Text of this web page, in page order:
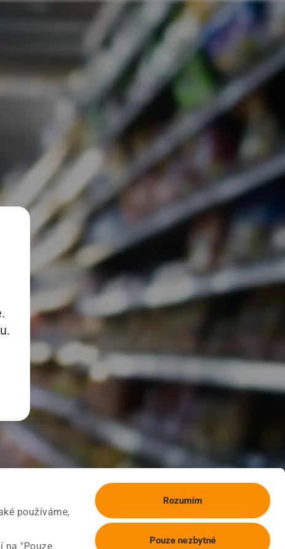
používáme,
na "Pouze
Rozumím
Pouze nezbytné